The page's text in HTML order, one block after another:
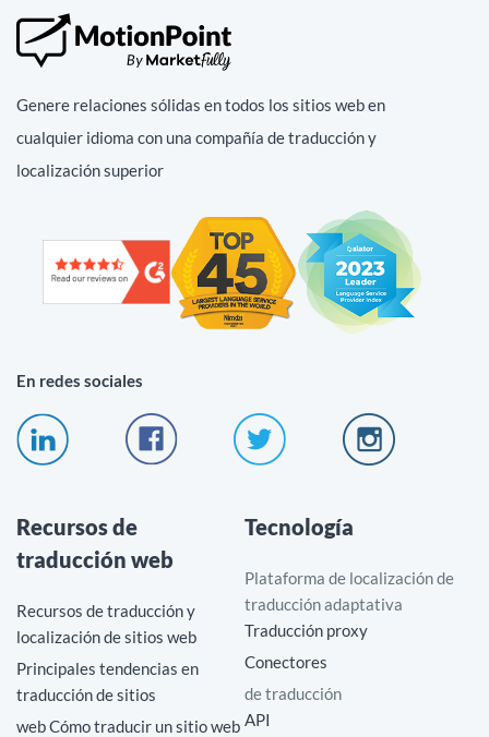
Genere relaciones sólidas en todos los sitios web en
cualquier idioma con una compañía de traducción y
localización superior
En redes sociales
Recursos de
traducción web
Recursos de traducción y
localización de sitios web
Principales tendencias en
traducción de sitios
web Cómo traducir un sitio web
Tecnología
Plataforma de localización de
traducción adaptativa
Traducción proxy
Conectores
de traducción
API